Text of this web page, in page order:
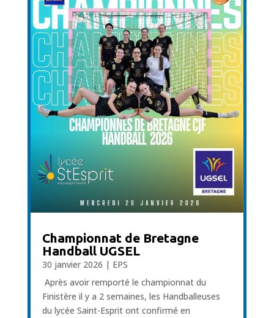
Championnat de Bretagne
Handball UGSEL
30 janvier 2026 | EPS
Après avoir remporté le championnat du
Finistère il y a 2 semaines, les Handballeuses
du lycée Saint-Esprit ont confirmé en